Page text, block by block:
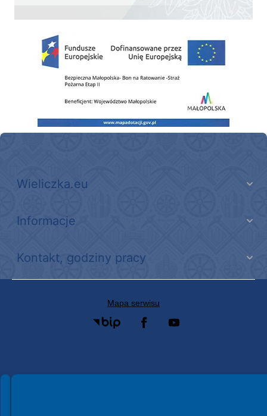
Zakup fabrycznie nowego, średniego samochodu ratowniczo-gaśniczego z
Wieliczka.eu
Informacje
Kontakt, godziny pracy
Mapa serwisu
Spełniamy standardy WCAG 2.2
Spełniamy standardy W3C